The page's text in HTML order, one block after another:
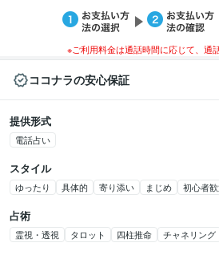
※ご利用料金は通話時間に応じて、通
ココナラの安心保証
提供形式
電話占い
スタイル
ゆったり 具体的 寄り添い まじめ 初心者
占術
霊視・透視 タロット 四柱推命 チャネリング